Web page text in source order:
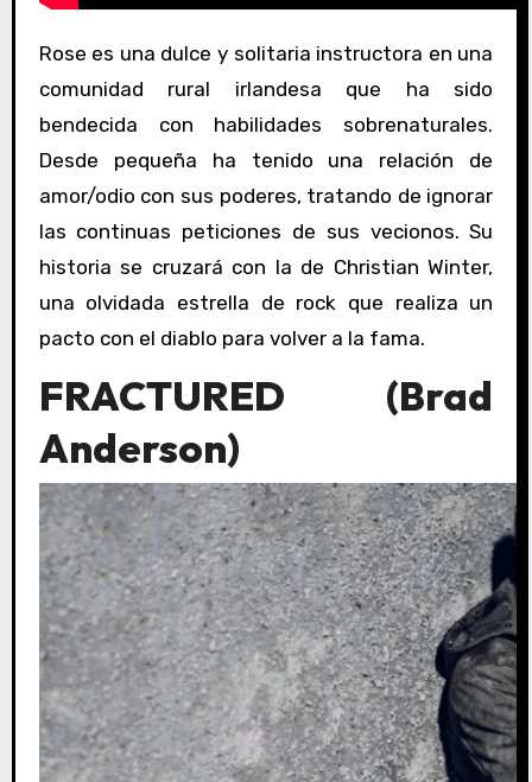
Rose es una dulce y solitaria instructora en una
comunidad rural irlandesa que ha sido
bendecida con habilidades sobrenaturales.
Desde pequeña ha tenido una relación de
amor/odio con sus poderes, tratando de ignorar
las continuas peticiones de sus vecionos. Su
historia se cruzará con la de Christian Winter,
una olvidada estrella de rock que realiza un
pacto con el diablo para volver a la fama.
FRACTURED (Brad
Anderson)